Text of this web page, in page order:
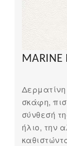
MARINE
σκάφη,
σύνθεσή
ήλιο, την